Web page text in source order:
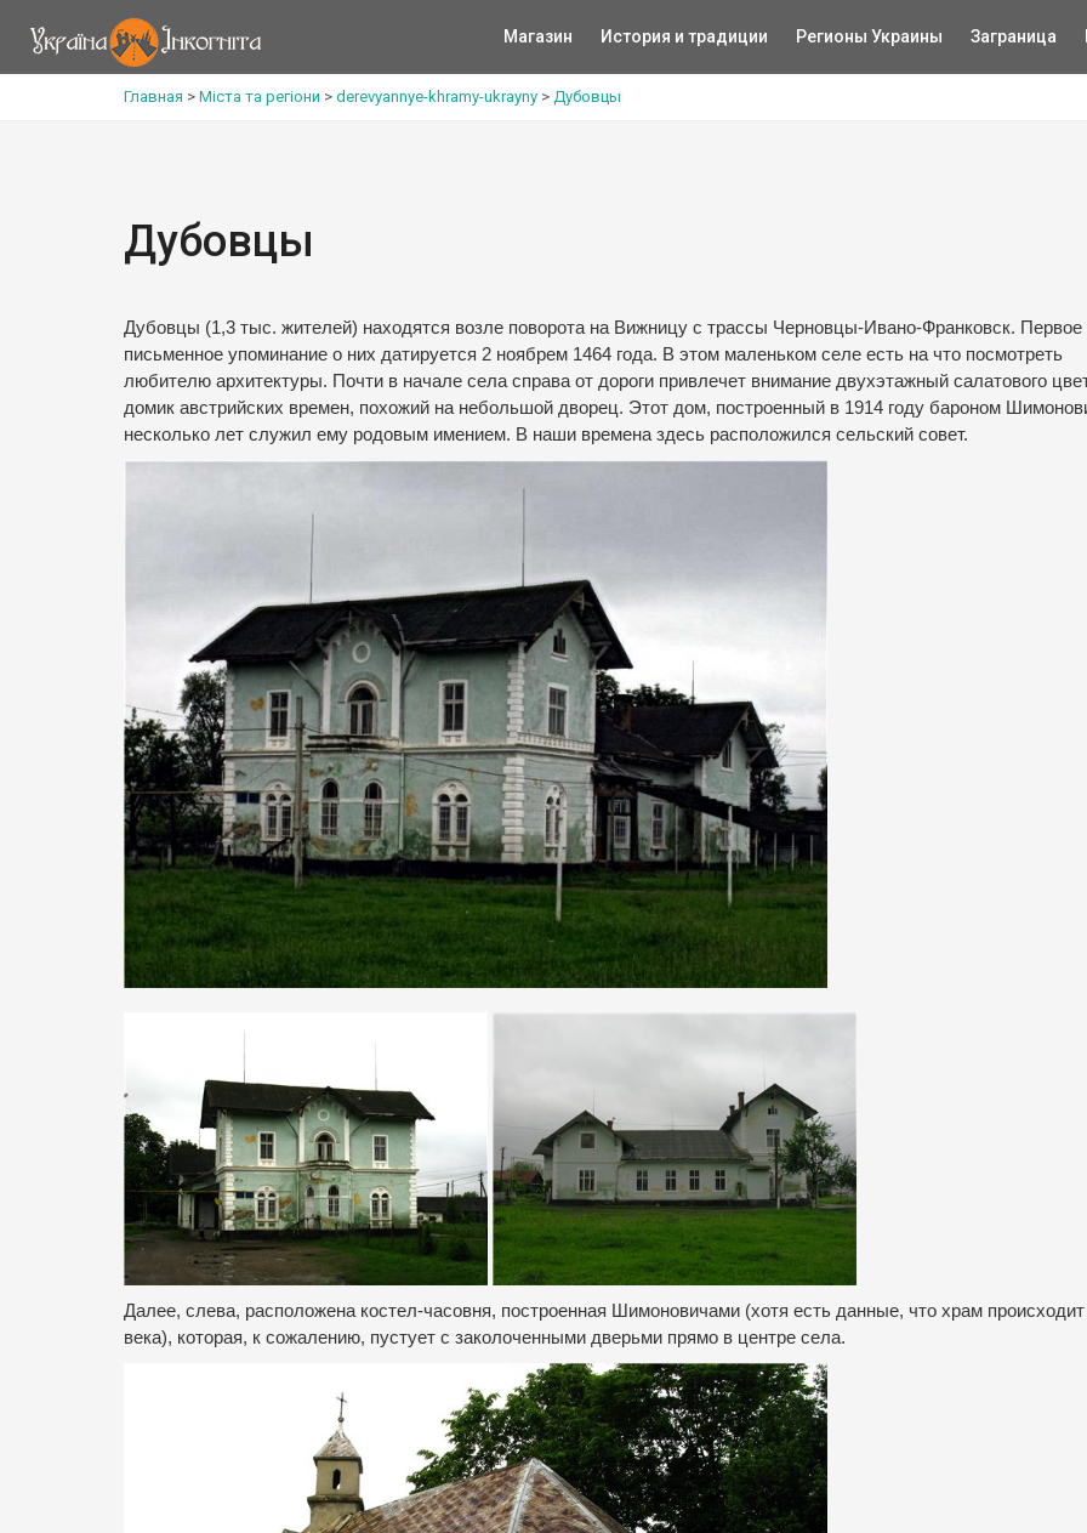
Магазин История и традиции Регионы Украины Заграница
Главная > Міста та регіони > derevyannye-khramy-ukrayny > Дубовцы
Дубовцы
Дубовцы (1,3 тыс. жителей) находятся возле поворота на Вижницу с трассы Черновцы-Ивано-Франковск. Первое
письменное упоминание о них датируется 2 ноябрем 1464 года. В этом маленьком селе есть на что посмотреть
любителю архитектуры. Почти в начале села справа от дороги привлечет внимание двухэтажный салатового
домик австрийских времен, похожий на небольшой дворец. Этот дом, построенный в 1914 году бароном
несколько лет служил ему родовым имением. В наши времена здесь расположился сельский совет.
Далее, слева, расположена костел-часовня, построенная Шимоновичами (хотя есть данные, что храм происходит
века), которая, к сожалению, пустует с заколоченными дверьми прямо в центре села.